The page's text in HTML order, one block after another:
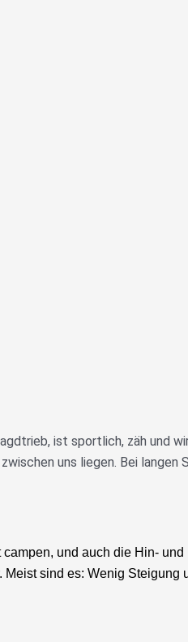
ist sportlich, zäh und
uns liegen. Bei
und auch die Hin-
sind es: Wenig